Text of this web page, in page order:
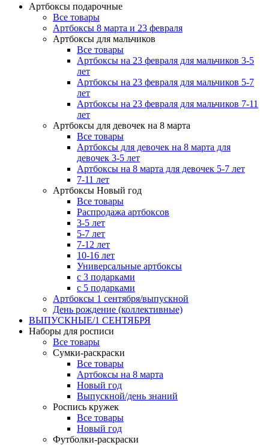
Артбоксы подарочные
Все товары
Артбоксы 8 марта и 23 февраля
Артбоксы для мальчиков
Все товары
Артбоксы на 23 февраля для мальчиков 3-5
лет
Артбоксы на 23 февраля для мальчиков 5-7
лет
Артбоксы на 23 февраля для мальчиков 7-11
лет
Артбоксы для девочек на 8 марта
Все товары
Артбоксы для девочек на 8 марта для
девочек 3-5 лет
Артбоксы на 8 марта для девочек 5-7 лет
7-11 лет
Артбоксы Новый год
Все товары
Распродажа артбоксов
3-5 лет
5-7 лет
7-12 лет
10-16 лет
Универсальные артбоксы
с 3 подарками
с 5 подарками
Артбоксы 1 сентября/выпускной
День рождение (коллективные)
ВЫПУСКНЫЕ/1 СЕНТЯБРЯ
Наборы для росписи
Все товары
Сумки-раскраски
Все товары
Артбоксы на 8 марта
Новый год
Выпускной/день знаний
Роспись кружек
Все товары
Новый год
Футболки-раскраски